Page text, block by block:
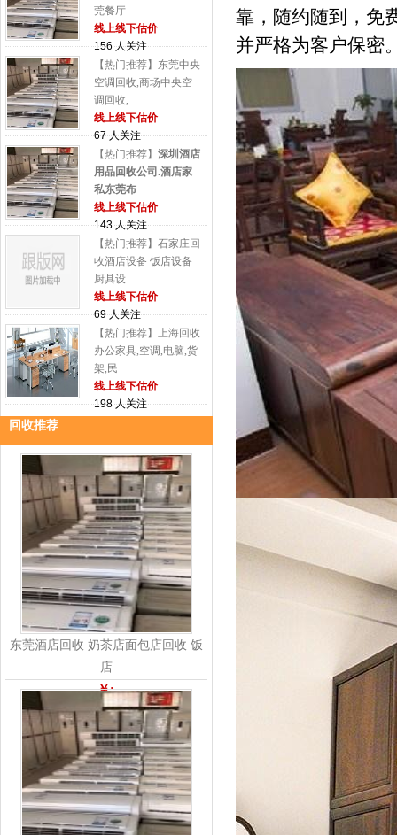
莞餐厅
线上线下估价
156 人关注
【热门推荐】东莞中央
空调回收,商场中央空
调回收,
线上线下估价
67 人关注
【热门推荐】 深圳酒店
用品回收公司.酒店家
私东莞布
线上线下估价
143 人关注
【热门推荐】石家庄回
收酒店设备 饭店设备
厨具设
线上线下估价
69 人关注
【热门推荐】上海回收
办公家具,空调,电脑,货
架,民
线上线下估价
198 人关注
回收推荐
东莞酒店回收 奶茶店面包店回收 饭
店
￥:
靠，随约随到，免
并严格为客户保密